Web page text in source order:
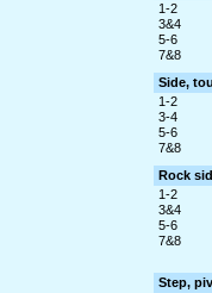
1-2
3&4
5-6
7&8
Side,
1-2
3-4
5-6
7&8
Rock
1-2
3&4
5-6
7&8
Step,